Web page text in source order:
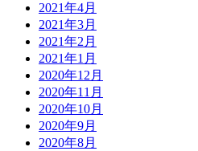
2021年4月
2021年3月
2021年2月
2021年1月
2020年12月
2020年11月
2020年10月
2020年9月
2020年8月